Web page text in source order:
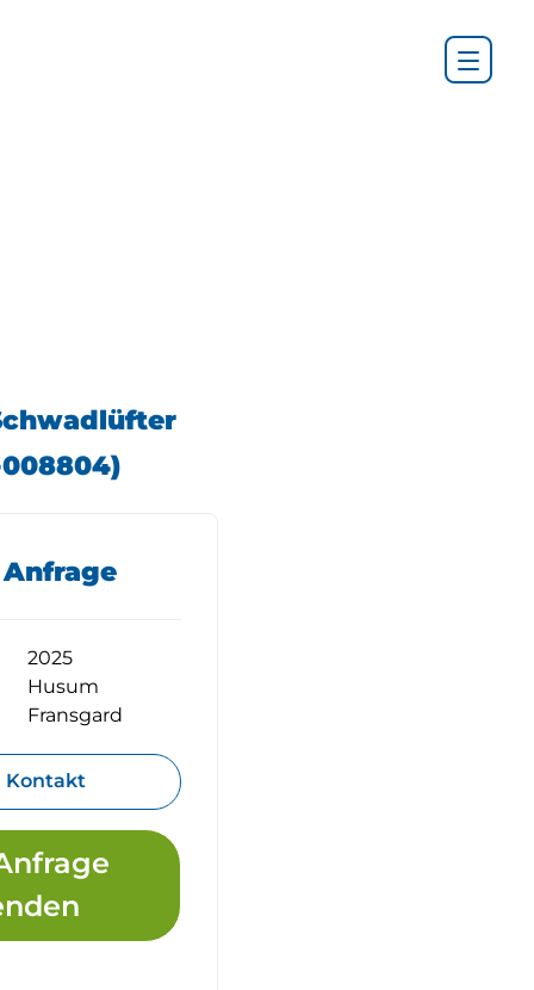
008804)
2025
Husum
Fransgard
Kontakt